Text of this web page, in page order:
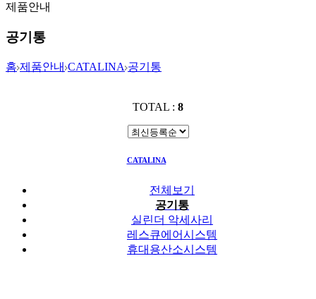
제품안내
공기통
홈 제품안내 CATALINA 공기통
TOTAL : 8
CATALINA
전체보기
공기통
실린더 악세사리
레스큐에어시스템
휴대용산소시스템